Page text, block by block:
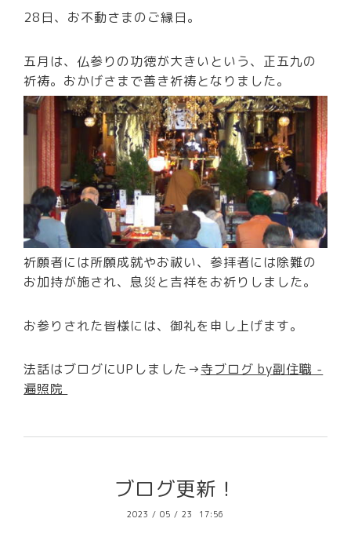
28日、お不動さまのご縁日。
五月は、仏参りの功徳が大きいという、正五九の
祈祷。おかげさまで善き祈祷となりました。
祈願者には所願成就やお祓い、参拝者には除難の
お加持が施され、息災と吉祥をお祈りしました。
お参りされた皆様には、御礼を申し上げます。
法話はブログにUPしました→寺ブログ by副住職 -
遍照院
ブログ更新！
2023 / 05 / 23 17:56